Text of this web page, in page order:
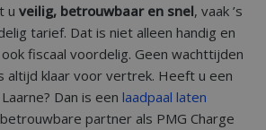
u veilig, betrouwbaar en snel, vaak ’s
tarief. Dat is niet alleen handig en
fiscaal voordelig. Geen wachttijden
altijd klaar voor vertrek. Heeft u een
Dan is een laadpaal laten
partner als PMG Charge